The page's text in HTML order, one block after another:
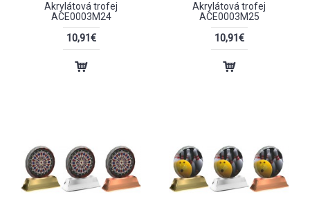
Akrylátová trofej
ACE0003M24
10,91€
Akrylátová trofej
ACE0003M25
10,91€